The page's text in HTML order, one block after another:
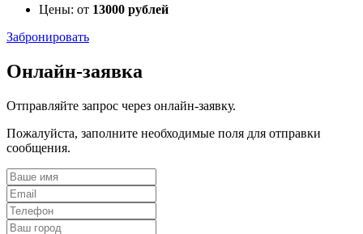
Цены: от 13000 рублей
Забронировать
Онлайн-заявка
Отправляйте запрос через онлайн-заявку.
Пожалуйста, заполните необходимые поля для отправки
сообщения.